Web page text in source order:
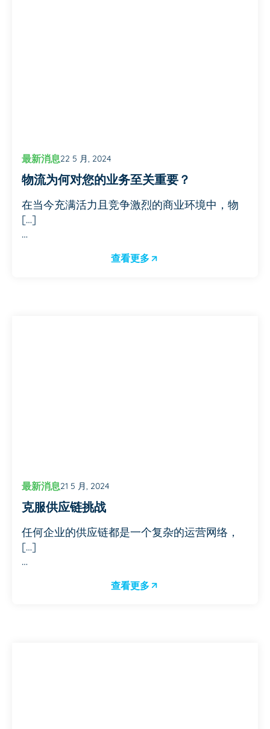
最新消息22 5 月, 2024
物流为何对您的业务至关重要？
在当今充满活力且竞争激烈的商业环境中，物
[…]
…
查看更多
最新消息21 5 月, 2024
克服供应链挑战
任何企业的供应链都是一个复杂的运营网络，
[…]
…
查看更多